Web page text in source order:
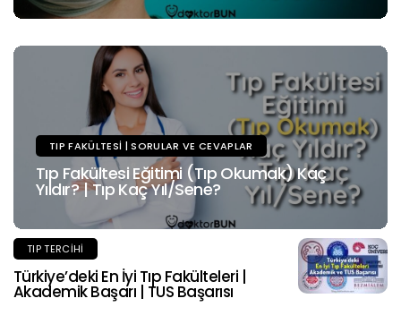
TIP FAKÜLTESI | SORULAR VE CEVAPLAR
Tıp Fakültesi Eğitimi (Tıp Okumak) Kaç
Yıldır? | Tıp Kaç Yıl/Sene?
TIP TERCIHI
Türkiye’deki En İyi Tıp Fakülteleri |
Akademik Başarı | TUS Başarısı